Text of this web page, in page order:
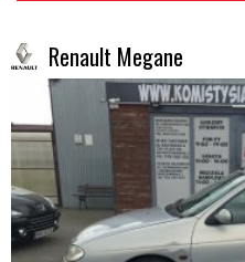
Renault Megane